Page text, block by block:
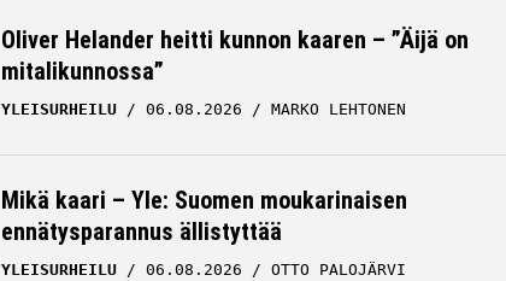
Oliver Helander heitti kunnon kaaren – ”Äijä on
mitalikunnossa”
YLEISURHEILU 06.08.2026 MARKO LEHTONEN
Mikä kaari – Yle: Suomen moukarinaisen
ennätysparannus ällistyttää
YLEISURHEILU 06.08.2026 OTTO PALOJÄRVI